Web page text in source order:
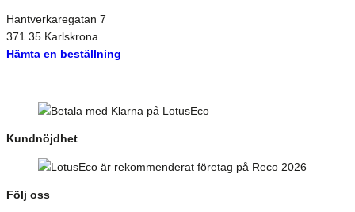
Hantverkaregatan 7
371 35 Karlskrona
Hämta en beställning
Kundnöjdhet
Följ oss